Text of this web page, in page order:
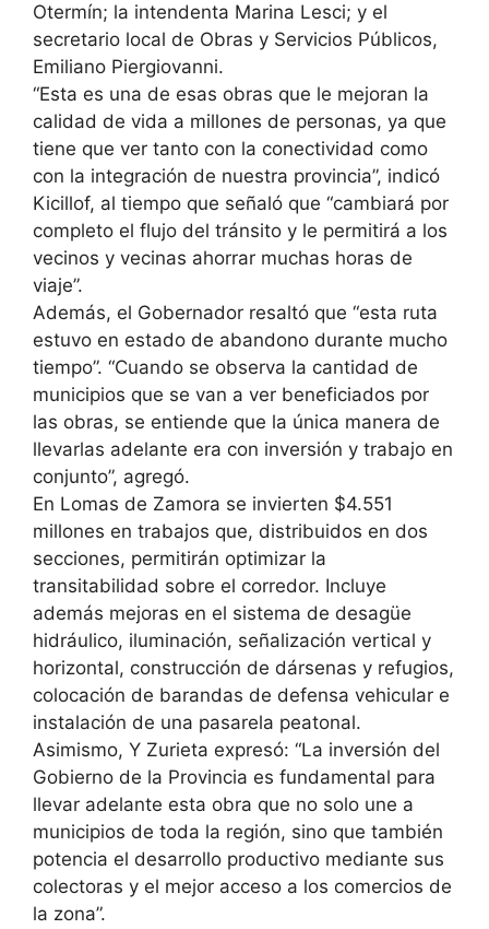
Otermín; la intendenta Marina Lesci; y el
secretario local de Obras y Servicios Públicos,
Emiliano Piergiovanni.
“Esta es una de esas obras que le mejoran la
calidad de vida a millones de personas, ya que
tiene que ver tanto con la conectividad como
con la integración de nuestra provincia”, indicó
Kicillof, al tiempo que señaló que “cambiará por
completo el flujo del tránsito y le permitirá a los
vecinos y vecinas ahorrar muchas horas de
viaje”.
Además, el Gobernador resaltó que “esta ruta
estuvo en estado de abandono durante mucho
tiempo”. “Cuando se observa la cantidad de
municipios que se van a ver beneficiados por
las obras, se entiende que la única manera de
llevarlas adelante era con inversión y trabajo en
conjunto”, agregó.
En Lomas de Zamora se invierten $4.551
millones en trabajos que, distribuidos en dos
secciones, permitirán optimizar la
transitabilidad sobre el corredor. Incluye
además mejoras en el sistema de desagüe
hidráulico, iluminación, señalización vertical y
horizontal, construcción de dársenas y refugios,
colocación de barandas de defensa vehicular e
instalación de una pasarela peatonal.
Asimismo, Y Zurieta expresó: “La inversión del
Gobierno de la Provincia es fundamental para
llevar adelante esta obra que no solo une a
municipios de toda la región, sino que también
potencia el desarrollo productivo mediante sus
colectoras y el mejor acceso a los comercios de
la zona”.